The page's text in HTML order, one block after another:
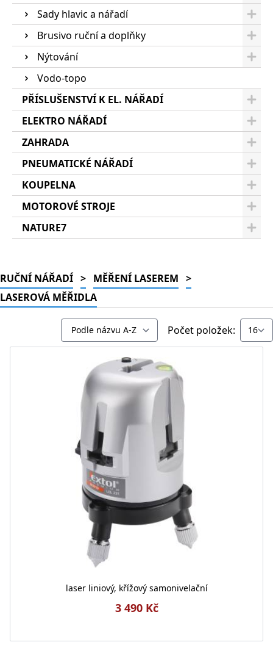
Sady hlavic a nářadí
Brusivo ruční a doplňky
Nýtování
Vodo-topo
PŘÍSLUŠENSTVÍ K EL. NÁŘADÍ
ELEKTRO NÁŘADÍ
ZAHRADA
PNEUMATICKÉ NÁŘADÍ
KOUPELNA
MOTOROVÉ STROJE
NATURE7
RUČNÍ NÁŘADÍ > MĚŘENÍ LASEREM >
LASEROVÁ MĚŘIDLA
Počet položek:
laser liniový, křížový samonivelační
3 490 Kč